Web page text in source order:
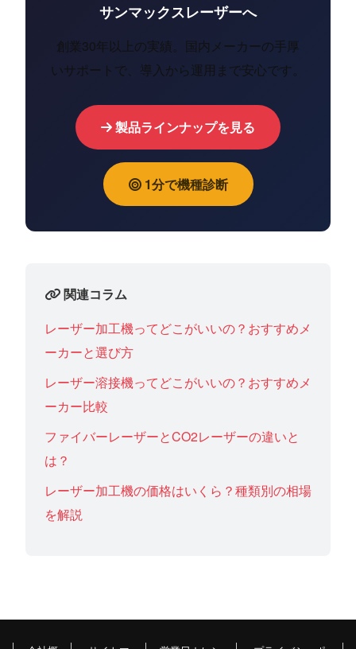
サンマックスレーザーへ
創業30年以上の実績。国内メーカーの手厚
いサポートで、導入から運用まで安心です。
製品ラインナップを見る
1分で機種診断
関連コラム
レーザー加工機ってどこがいいの？おすすめメ
ーカーと選び方
レーザー溶接機ってどこがいいの？おすすめメ
ーカー比較
ファイバーレーザーとCO2レーザーの違いと
は？
レーザー加工機の価格はいくら？種類別の相場
を解説